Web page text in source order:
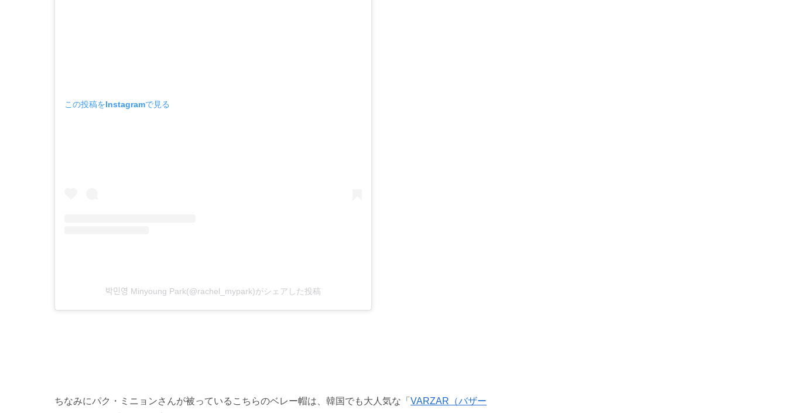
この投稿をInstagramで見る
박민영 Minyoung Park(@rachel_mypark)がシェアした投稿
ちなみにパク・ミニョンさんが被っているこちらのベレー帽は、韓国でも大人気な「 VARZAR（バザー